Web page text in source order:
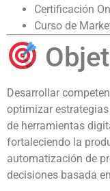
Certificación
Curso de
Desarrollar
optimizar
de herramientas
fortaleciendo la
automatización de
decisiones basada